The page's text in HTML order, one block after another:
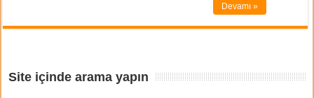
Devamı »
Site içinde arama yapın